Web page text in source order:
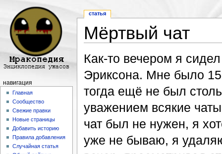
Мёртвый чат
Как-то вечером я
Эриксона. Мне было
тогда ещё не был
уважением всякие
чат был не нужен, я
уже не бываю, я
статья
навигация
Главная
Сообщество
Свежие правки
Новые страницы
Добавить историю
Правила добавления
Случайная статья